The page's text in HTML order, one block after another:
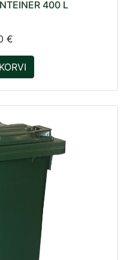
400 L
€